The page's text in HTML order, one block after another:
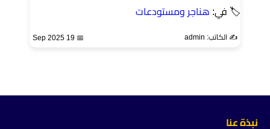
🏷 في: هناجر ومستودعات
✍️ الكاتب: admin 📅 19 Sep 2025
نبذة عنا